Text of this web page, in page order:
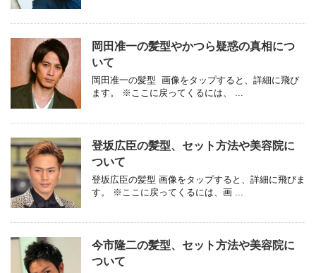
岡田准一の髪型やかつら疑惑の真相につ
いて
岡田准一の髪型 画像をタップすると、詳細に飛び
ます。 ※ここに戻ってくるには、 ...
登坂広臣の髪型、セット方法や美容院に
ついて
登坂広臣の髪型 画像をタップすると、詳細に飛びま
す。 ※ここに戻ってくるには、画 ...
今市隆二の髪型、セット方法や美容院に
ついて